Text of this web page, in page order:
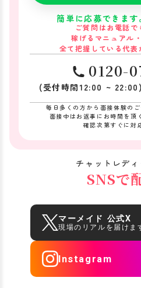
簡単に応募できま
ご質問はお電話で
稼げるマニュアル
全て把握している代表
0120-
(受付時間12:00 ~ 22:00)
毎日多くの方から面接体験の
面接中はお返事にお時間を頂
確認次第すぐに対
チャットレデ
SNSで
マーメイド 公式X
現場のリアルを届けま
Instagram